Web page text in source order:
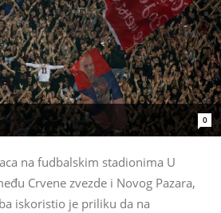
0
na fudbalskim stadionima U
Crvene zvezde i Novog Pazara,
iskoristio je priliku da na